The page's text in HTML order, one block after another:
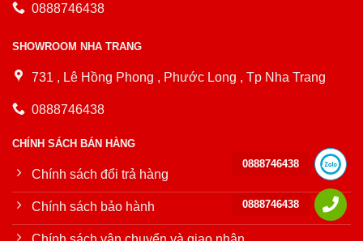
0888746438
SHOWROOM NHA TRANG
731 , Lê Hồng Phong , Phước Long , Tp Nha Trang
0888746438
CHÍNH SÁCH BÁN HÀNG
Chính sách đổi trả hàng
Chính sách bảo hành
0888746438
0888746438